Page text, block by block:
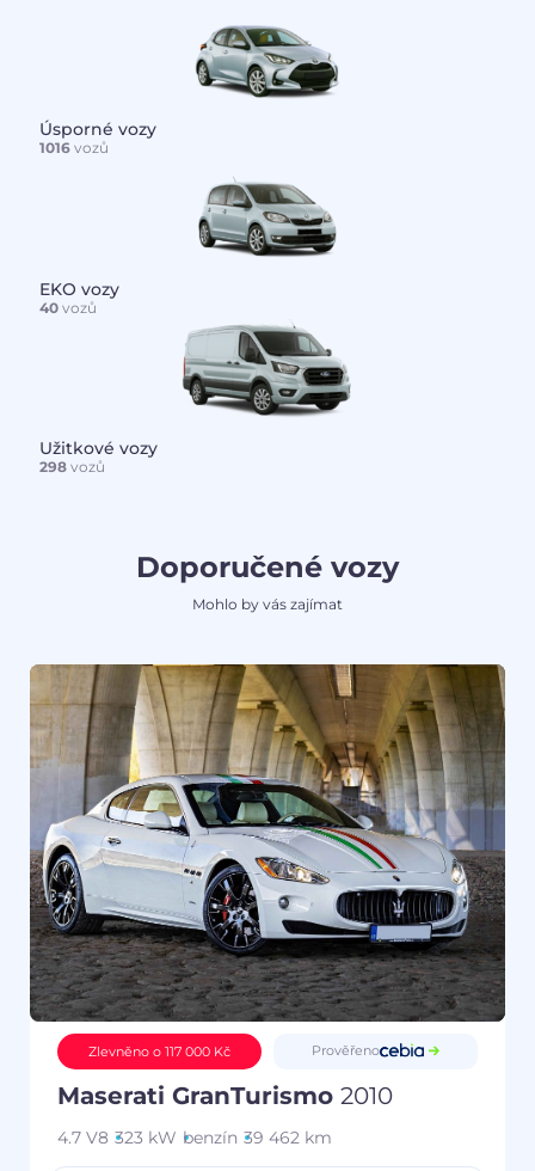
Úsporné vozy
1016vozů
EKO vozy
40vozů
Užitkové vozy
298vozů
Doporučené vozy
Mohlo by vás zajímat
Zlevněno o 117 000 Kč Prověřeno
Maserati GranTurismo 2010
4.7 V8 323 kW benzín 39 462 km